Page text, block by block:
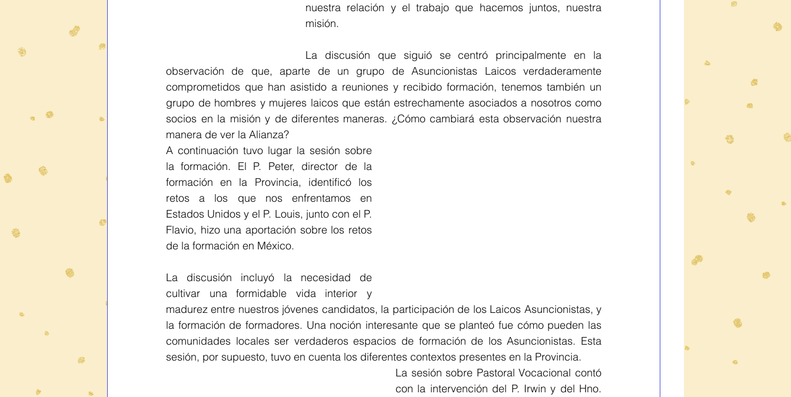
nuestra relación y el trabajo que hacemos juntos, nuestra
misión.
La discusión que siguió se centró principalmente en la
observación de que, aparte de un grupo de Asuncionistas Laicos verdaderamente
comprometidos que han asistido a reuniones y recibido formación, tenemos también un
grupo de hombres y mujeres laicos que están estrechamente asociados a nosotros como
socios en la misión y de diferentes maneras. ¿Cómo cambiará esta observación nuestra
manera de ver la Alianza?
A continuación tuvo lugar la sesión sobre
la formación. El P. Peter, director de la
formación en la Provincia, identificó los
retos a los que nos enfrentamos en
Estados Unidos y el P. Louis, junto con el P.
Flavio, hizo una aportación sobre los retos
de la formación en México.
La discusión incluyó la necesidad de
cultivar una formidable vida interior y
madurez entre nuestros jóvenes candidatos, la participación de los Laicos Asuncionistas, y
la formación de formadores. Una noción interesante que se planteó fue cómo pueden las
comunidades locales ser verdaderos espacios de formación de los Asuncionistas. Esta
sesión, por supuesto, tuvo en cuenta los diferentes contextos presentes en la Provincia.
La sesión sobre Pastoral Vocacional contó
con la intervención del P. Irwin y del Hno.